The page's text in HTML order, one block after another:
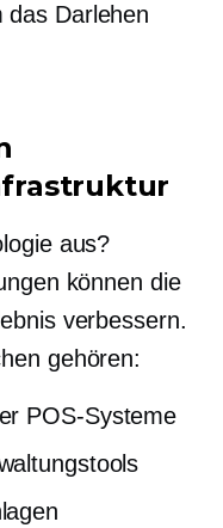
das Darlehen
aus?
können die
verbessern.
gehören:
POS-Systeme